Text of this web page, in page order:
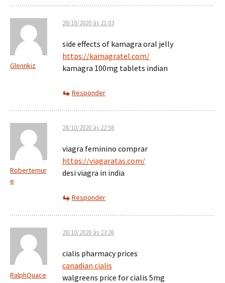
Glennkiz
28/10/2020 às 21:03
side effects of kamagra oral jelly
https://kamagratel.com/
kamagra 100mg tablets indian
Responder
Robertemur
e
28/10/2020 às 22:58
viagra feminino comprar
https://viagaratas.com/
desi viagra in india
Responder
RalphQuace
28/10/2020 às 23:26
cialis pharmacy prices
canadian cialis
walgreens price for cialis 5mg